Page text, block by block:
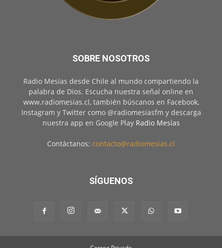
SOBRE NOSOTROS
Radio Mesías desde Chile al mundo compartiendo la
palabra de Dios. Escucha nuestra señal online en
www.radiomesias.cl, también búscanos en Facebook,
Instagram y Twitter como @radiomesiasfm y descarga
nuestra app en Google Play Radio Mesías
Contáctanos: contacto@radiomesias.cl
SÍGUENOS